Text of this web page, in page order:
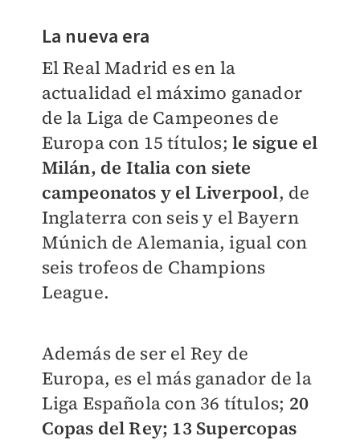
La nueva era
El Real Madrid es en la
actualidad el máximo ganador
de la Liga de Campeones de
Europa con 15 títulos; le sigue el
Milán, de Italia con siete
campeonatos y el Liverpool, de
Inglaterra con seis y el Bayern
Múnich de Alemania, igual con
seis trofeos de Champions
League.
Además de ser el Rey de
Europa, es el más ganador de la
Liga Española con 36 títulos; 20
Copas del Rey; 13 Supercopas